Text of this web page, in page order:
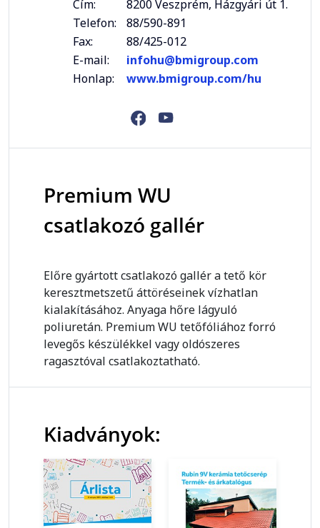
Cím:
8200 Veszprém, Házgyári út 1.
Telefon:
88/590-891
Fax:
88/425-012
E-mail:
infohu@bmigroup.com
Honlap:
www.bmigroup.com/hu
Premium WU
csatlakozó gallér
Előre gyártott csatlakozó gallér a tető kör
keresztmetszetű áttöréseinek vízhatlan
kialakításához. Anyaga hőre lágyuló
poliuretán. Premium WU tetőfóliához forró
levegős készülékkel vagy oldószeres
ragasztóval csatlakoztatható.
Kiadványok: